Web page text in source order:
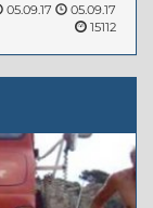
05.09.17
05.09.17
15112